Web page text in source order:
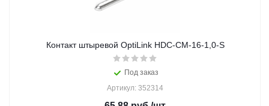
Контакт штыревой OptiLink HDC-CM-16-1,0-S
Под заказ
Артикул: 352314